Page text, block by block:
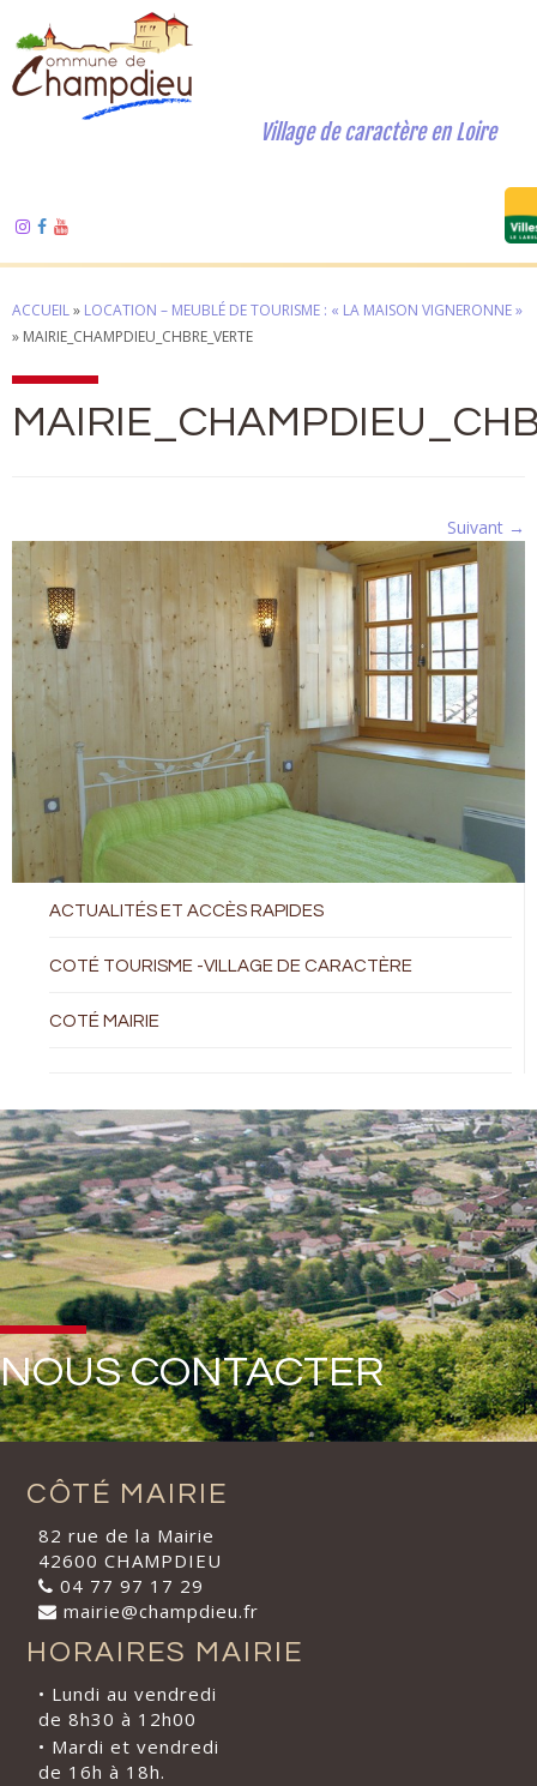
Village de caractère en Loire
ACCUEIL» LOCATION – MEUBLÉ DE TOURISME : « LA MAISON VIGNERONNE »
» MAIRIE_CHAMPDIEU_CHBRE_VERTE
Suivant →
ACTUALITÉS ET ACCÈS RAPIDES
COTÉ TOURISME -VILLAGE DE CARACTÈRE
COTÉ MAIRIE
NOUS CONTACTER
CÔTÉ MAIRIE
82 rue de la Mairie
42600 CHAMPDIEU
04 77 97 17 29
mairie@champdieu.fr
HORAIRES MAIRIE
• Lundi au vendredi
de 8h30 à 12h00
• Mardi et vendredi
de 16h à 18h.